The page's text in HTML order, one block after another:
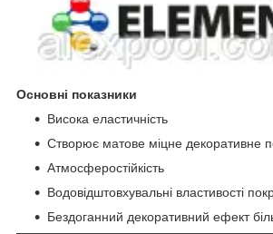
Основні показники
Висока еластичність
Створює матове міцне декоративне
Атмосферостійкість
Водовідштовхувальні властивості
Бездоганний декоративний ефект